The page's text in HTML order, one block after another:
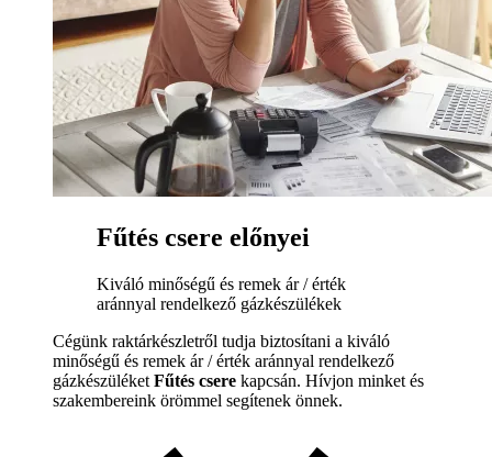
Fűtés csere előnyei
Kiváló minőségű és remek ár / érték
aránnyal rendelkező gázkészülékek
Cégünk raktárkészletről tudja biztosítani a kiváló
minőségű és remek ár / érték aránnyal rendelkező
gázkészüléket Fűtés csere kapcsán. Hívjon minket és
szakembereink örömmel segítenek önnek.